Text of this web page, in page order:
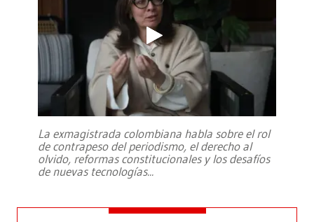
La exmagistrada colombiana habla sobre el rol
de contrapeso del periodismo, el derecho al
olvido, reformas constitucionales y los desafíos
de nuevas tecnologías...